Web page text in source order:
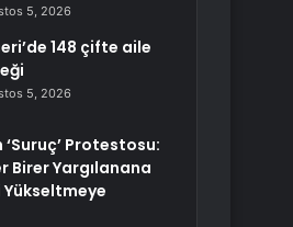
5, 2026
148 çifte aile
5, 2026
Protestosu:
Birer Yargılanana